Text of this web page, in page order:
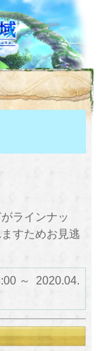
ラインナッ
すためお見逃
～ 2020.04.